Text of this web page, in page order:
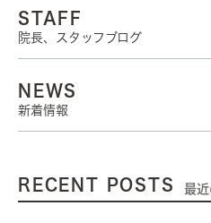
STAFF
院長、スタッフブログ
NEWS
新着情報
RECENT POSTS 最